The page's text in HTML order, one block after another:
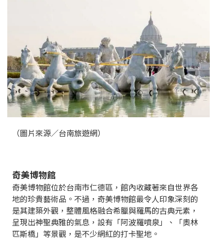
（圖片來源／台南旅遊網）
奇美博物館
奇美博物館位於台南市仁德區，館內收藏著來自世界各
地的珍貴藝術品。不過，奇美博物館最令人印象深刻的
是其建築外觀，整體風格融合希臘與羅馬的古典元素，
呈現出神聖典雅的氣息，設有「阿波羅噴泉」、「奧林
匹斯橋」等景觀，是不少網紅的打卡聖地。